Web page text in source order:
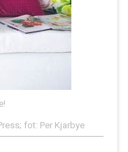
fot: Per Kjarbye